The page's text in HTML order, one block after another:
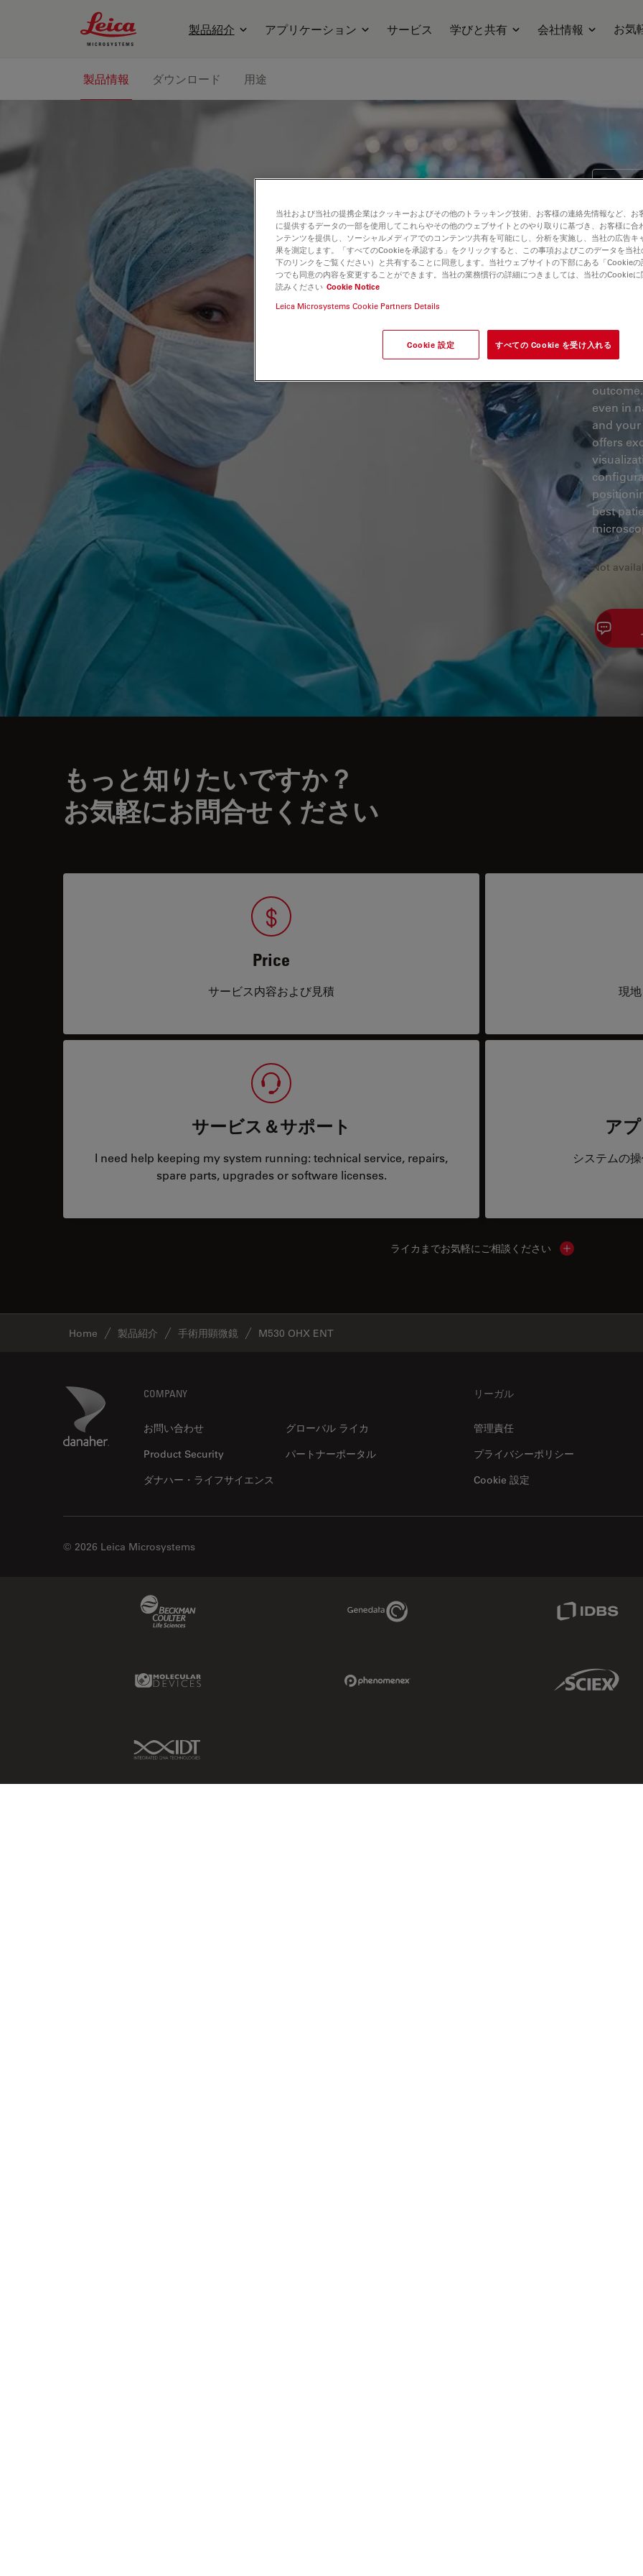
Leica Microsystems Logo
製品紹介 アプリケーション サービス 学びと共有 会社情報 お気
製品情報 ダウンロード 用途
⋯ 手術
even in
and your
offers
best
Not
もっと知りたいですか？
お気軽にお問合せください
Price
サービス内容および見積 現
サービス＆サポート
I need help keeping my system running: technical service, repairs,
spare parts, upgrades or software licenses.
ア
システムの
ライカまでお気軽にご相談ください Show local
Home 製品紹介 手術用顕微鏡 M530 OHX ENT
Danaher Logo COMPANY
お問い合わせ
グローバル ライカ
Product Security
パートナーポータル
ダナハー・ライフサイエンス
リーガル
管理責任
プライバシーポリシー
Cookie 設定
© 2026 Leica Microsystems
Genedata Link
Molecular Devices Link Sciex Link
IDT Link
当社および当社の提携企業はクッキーおよびその他のトラッキング技術、お客様の連絡先情報など、お
に提供するデータの一部を使用してこれらやその他のウェブサイトとのやり取りに基づき、お客様に合
ンテンツを提供し、ソーシャルメディアでのコンテンツ共有を可能にし、分析を実施し、当社の広告キ
果を測定します。「すべてのCookieを承認する」をクリックすると、この事項およびこのデータを当
下のリンクをご覧ください）と共有することに同意します。当社ウェブサイトの下部にある「Cookie
つでも同意の内容を変更することができます。当社の業務慣行の詳細につきましては、当社のCookie
読みください Cookie Notice
Leica Microsystems Cookie Partners Details
Cookie 設定 すべての Cookie を受け入れる